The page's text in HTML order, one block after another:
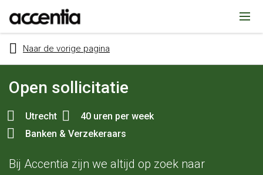
Naar de vorige pagina
Open sollicitatie
Utrecht
40 uren per week
Banken & Verzekeraars
Bij Accentia zijn we altijd op zoek naar